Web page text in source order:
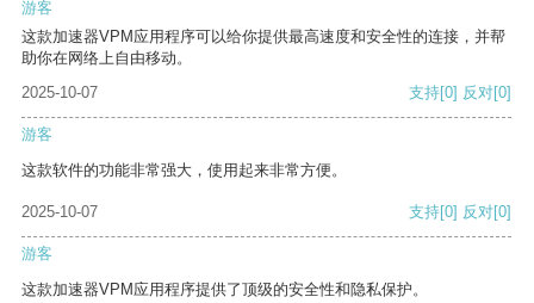
游客
这款加速器VPM应用程序可以给你提供最高速度和安全性的连接，并帮
助你在网络上自由移动。
2025-10-07
支持[0] 反对[0]
游客
这款软件的功能非常强大，使用起来非常方便。
2025-10-07 支持[0] 反对[0]
游客
这款加速器VPM应用程序提供了顶级的安全性和隐私保护。